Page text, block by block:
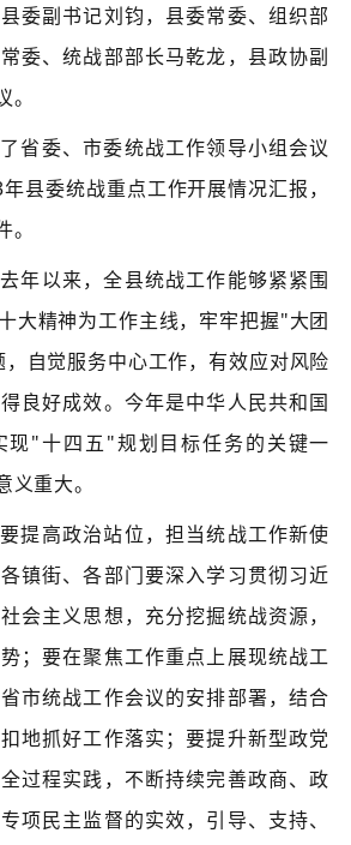
委副书记刘钧，县委常委、组织部
委、统战部部长马乾龙，县政协副
省委、市委统战工作领导小组会议
县委统战重点工作开展情况汇报，
年以来，全县统战工作能够紧紧围
大精神为工作主线，牢牢把握"大团
自觉服务中心工作，有效应对风险
良好成效。今年是中华人民共和国
现"十四五"规划目标任务的关键一
重大。
提高政治站位，担当统战工作新使
镇街、各部门要深入学习贯彻习近
会主义思想，充分挖掘统战资源，
；要在聚焦工作重点上展现统战工
市统战工作会议的安排部署，结合
地抓好工作落实；要提升新型政党
过程实践，不断持续完善政商、政
项民主监督的实效，引导、支持、